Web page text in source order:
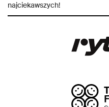
najciekawszych!